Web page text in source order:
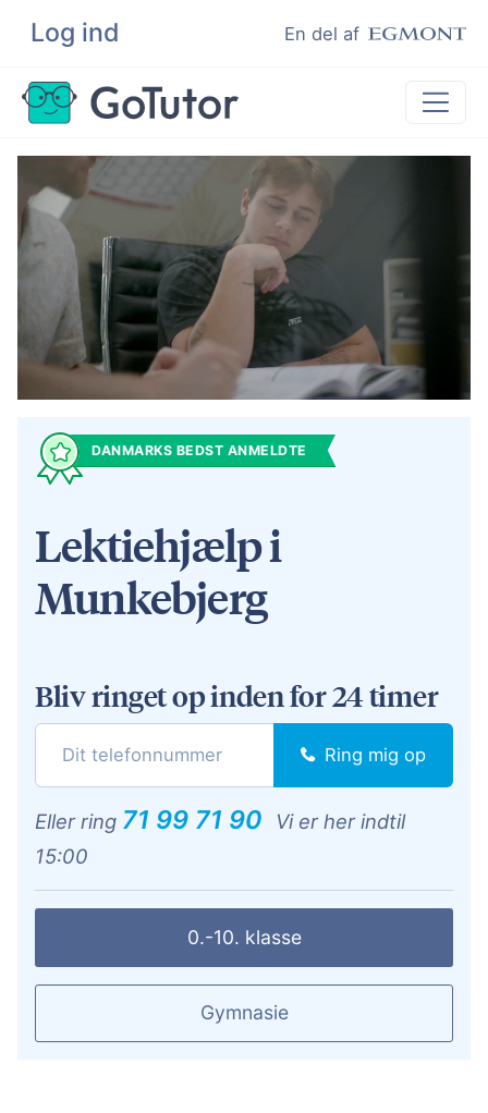
Log ind En del af
Søg
Lektiehjælp
Hjælp til ordblinde
Kundeudtalelser
Undervisere
DANMARKS BEDST ANMELDTE
Lektiehjælp i
Munkebjerg
Bliv ringet op inden for 24 timer
Ring mig op
Eller ring 71 99 71 90
Vi er her indtil
15:00
0.-10. klasse
Gymnasie